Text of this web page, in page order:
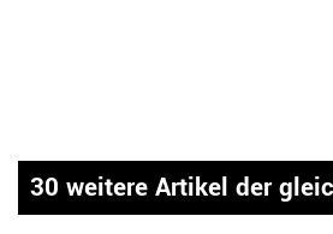
30 weitere Artikel der